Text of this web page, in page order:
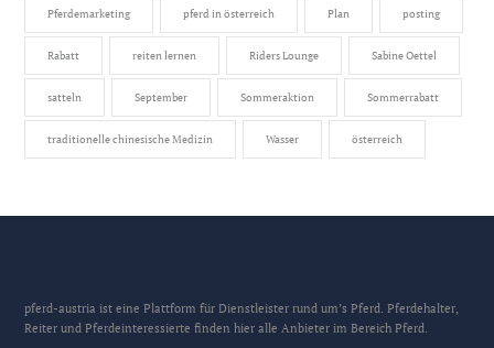
Pferdemarketing pferd in österreich Plan posting
Rabatt reiten lernen Riders Lounge Sabine Oettel
satteln September Sommeraktion Sommerrabatt
traditionelle chinesische Medizin Wasser österreich
pferd-austria ist eine Plattform für Dienstleister rund um’s Pferd. Pferdehalter,
Reiter und Pferdeinteressierte finden hier alle Anbieter im Bereich Pferd.